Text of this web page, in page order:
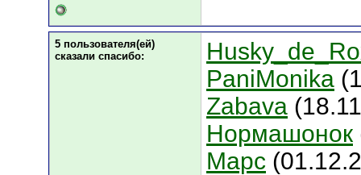
5 пользователя(ей)
сказали cпасибо:
PaniMonika
Zabava
Нормашонок
Марс